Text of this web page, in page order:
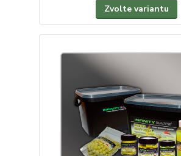
Zvolte variantu